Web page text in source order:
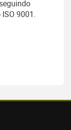
9001.